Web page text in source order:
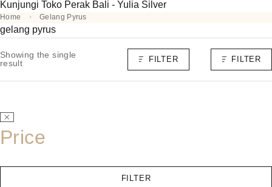
Kunjungi Toko Perak Bali - Yulia Silver
Home Gelang Pyrus
gelang pyrus
Showing the single
result
FILTER FILTER
Price
FILTER